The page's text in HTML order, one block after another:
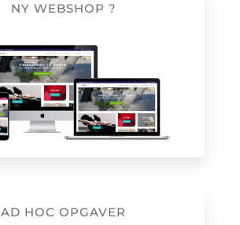
NY WEBSHOP ?
AD HOC OPGAVER